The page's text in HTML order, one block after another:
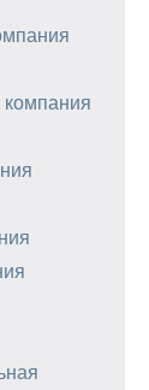
компания